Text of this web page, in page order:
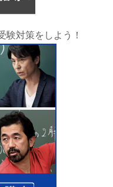
験対策をしよう！